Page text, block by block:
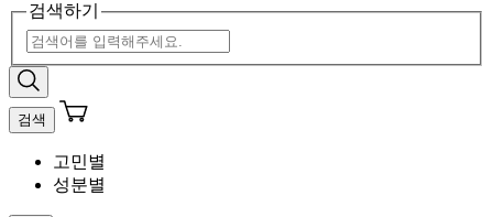
검색하기
검색
고민별
성분별